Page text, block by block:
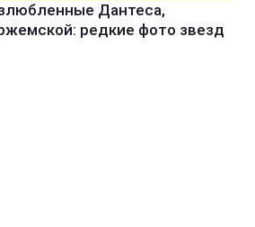
Дантеса,
редкие фото звезд